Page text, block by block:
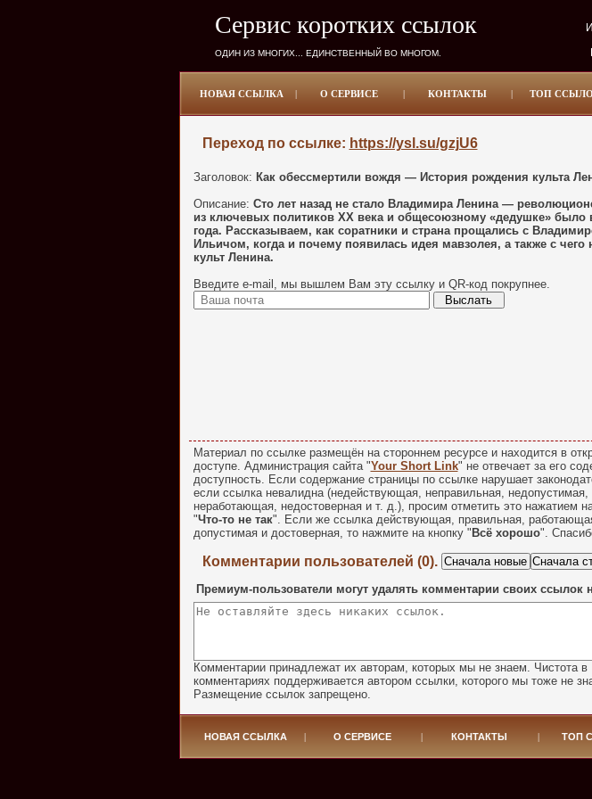
Сервис коротких ссылок
ОДИН ИЗ МНОГИХ... ЕДИНСТВЕННЫЙ ВО МНОГОМ.
НОВАЯ ССЫЛКА | О СЕРВИСЕ | КОНТАКТЫ | ТОП
Переход по ссылке: https://ysl.su/gzjU6
Заголовок: Как обессмертили вождя — История рождения культа
Описание: Сто лет назад не стало Владимира Ленина —
из ключевых политиков ХХ века и общесоюзному «дедушке» было
года. Рассказываем, как соратники и страна прощались с
Ильичом, когда и почему появилась идея мавзолея, а также с чего
культ Ленина.
Введите e-mail, мы вышлем Вам эту ссылку и QR-код покрупнее.
Материал по ссылке размещён на стороннем ресурсе и находится в
доступе. Администрация сайта "Your Short Link" не отвечает за его
доступность. Если содержание страницы по ссылке нарушает
если ссылка невалидна (недействующая, неправильная, недопустимая,
неработающая, недостоверная и т. д.), просим отметить это нажатием
"Что-то не так". Если же ссылка действующая, правильная,
допустимая и достоверная, то нажмите на кнопку " Всё хорошо".
Комментарии пользователей (0).
Премиум-пользователи могут удалять комментарии своих ссылок
Комментарии принадлежат их авторам, которых мы не знаем. Чистота в
комментариях поддерживается автором ссылки, которого мы тоже не
Размещение ссылок запрещено.
НОВАЯ ССЫЛКА О СЕРВИСЕ КОНТАКТЫ ТОП